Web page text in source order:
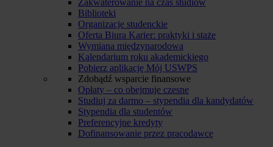
Zakwaterowanie na czas studiów
Biblioteki
Organizacje studenckie
Oferta Biura Karier: praktyki i staże
Wymiana międzynarodowa
Kalendarium roku akademickiego
Pobierz aplikację Mój USWPS
Zdobądź wsparcie finansowe
Opłaty – co obejmuje czesne
Studiuj za darmo – stypendia dla kandydatów
Stypendia dla studentów
Preferencyjne kredyty
Dofinansowanie przez pracodawcę